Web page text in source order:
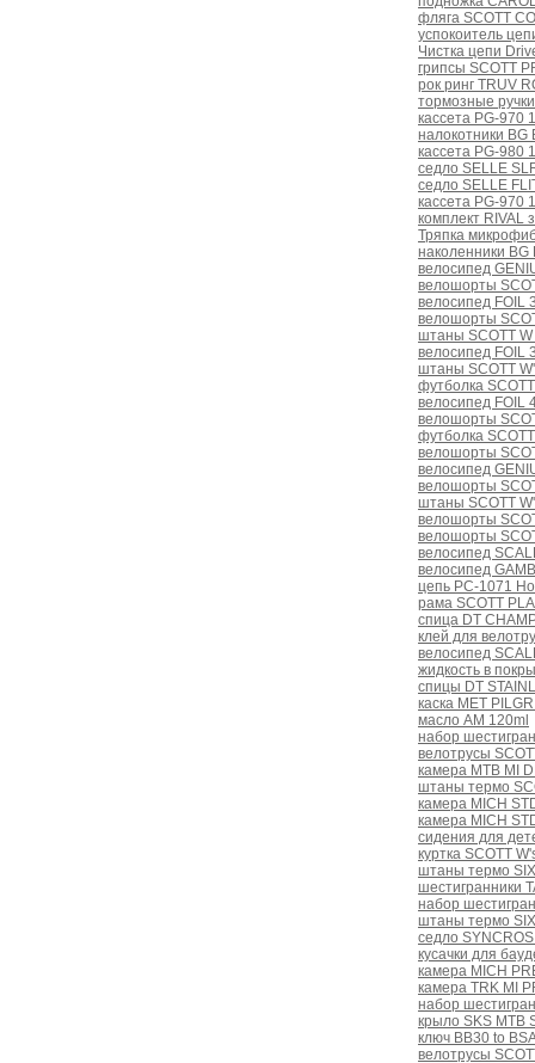
фляга SCOTT
успокоитель
Чистка цепи
грипсы SCOTT
рок ринг TRUV
тормозные
кассета PG-970
налокотники BG
кассета PG-980
седло SELLE
седло SELLE
кассета PG-970
комплект RIVAL
Тряпка
наколенники BG
велосипед
велошорты
велосипед FOIL
велошорты
штаны SCOTT W
велосипед FOIL
штаны SCOTT
футболка
велосипед FOIL
велошорты
футболка
велошорты
велосипед
велошорты
штаны SCOTT
велошорты
велошорты
велосипед
велосипед
цепь PC-1071
рама SCOTT
спица DT
клей для
велосипед
жидкость в
спицы DT
каска MET
масло AM 120ml
набор
велотрусы
камера MTB MI
штаны термо
камера MICH
камера MICH
сидения для
куртка SCOTT
штаны термо
шестигранники
набор
штаны термо
седло
кусачки для
камера MICH
камера TRK MI
набор
крыло SKS MTB
ключ BB30 to
велотрусы